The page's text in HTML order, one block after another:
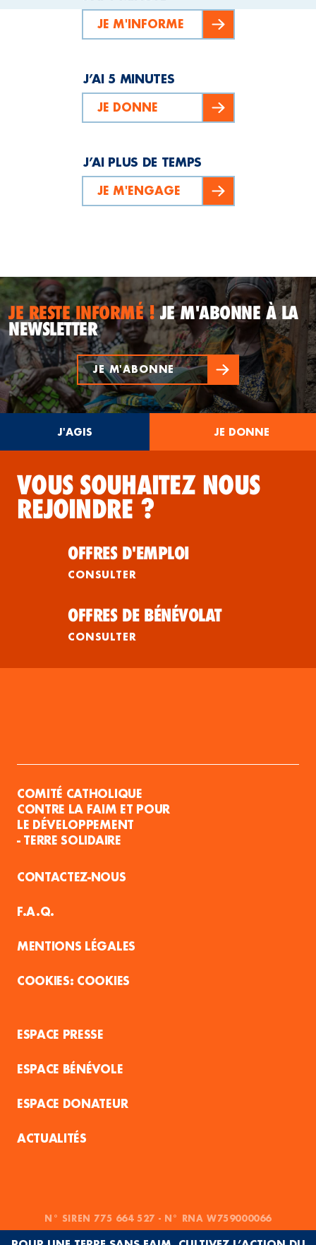
JE M'INFORME
J’AI 5 MINUTES
JE DONNE
J’AI PLUS DE TEMPS
JE M'ENGAGE
JE RESTE INFORMÉ !JE M'ABONNE À LA
NEWSLETTER
JE M'ABONNE
J'AGIS JE DONNE
VOUS SOUHAITEZ NOUS
REJOINDRE ?
OFFRES D'EMPLOI
CONSULTER
OFFRES DE BÉNÉVOLAT
CONSULTER
COMITÉ CATHOLIQUE
CONTRE LA FAIM ET POUR
LE DÉVELOPPEMENT
- TERRE SOLIDAIRE
CONTACTEZ-NOUS
F.A.Q.
MENTIONS LÉGALES
COOKIES
ESPACE PRESSE
ESPACE BÉNÉVOLE
ESPACE DONATEUR
ACTUALITÉS
N° SIREN 775 664 527 - N° RNA W759000066